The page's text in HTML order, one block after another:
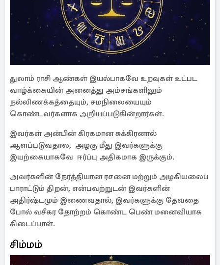
துலாம் ராசி ஆண்கள் இயல்பாகவே உறவுகள் உட்பட
வாழ்க்கையின் அனைத்து அம்சங்களிலும்
நல்லிணக்கத்தையும், சமநிலையையும்
கொண்டவர்களாக அறியப்படுகின்றார்கள்.
இவர்கள் அன்பின் கிரகமான சுக்கிரனால்
ஆளப்படுவதால, அழகு மீது இவர்களுக்கு
இயற்கையாகவே ஈர்ப்பு அதிகமாக இருக்கும்.
அவர்களின் நேர்த்தியான ரசனை மற்றும் அழகியலைப்
பாராட்டும் திறன், என்பவற்றுடன் இவர்களின்
அதிர்ஷ்டமும் இணைவதால், இவர்களுக்கு தேவதை
போல் வசீகர தோற்றம் கொண்ட பெண் மனைவியாக
கிடைப்பாள்.
சிம்மம்